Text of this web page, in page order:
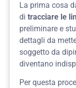
La prima cosa
di tracciare le
preliminare e
dettagli da
soggetto da
diventano
Per questa